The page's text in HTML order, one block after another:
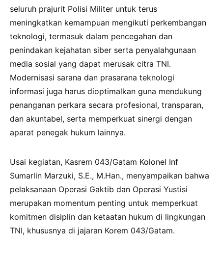
seluruh prajurit Polisi Militer untuk terus
meningkatkan kemampuan mengikuti perkembangan
teknologi, termasuk dalam pencegahan dan
penindakan kejahatan siber serta penyalahgunaan
media sosial yang dapat merusak citra TNI.
Modernisasi sarana dan prasarana teknologi
informasi juga harus dioptimalkan guna mendukung
penanganan perkara secara profesional, transparan,
dan akuntabel, serta memperkuat sinergi dengan
aparat penegak hukum lainnya.
Usai kegiatan, Kasrem 043/Gatam Kolonel Inf
Sumarlin Marzuki, S.E., M.Han., menyampaikan bahwa
pelaksanaan Operasi Gaktib dan Operasi Yustisi
merupakan momentum penting untuk memperkuat
komitmen disiplin dan ketaatan hukum di lingkungan
TNI, khususnya di jajaran Korem 043/Gatam.